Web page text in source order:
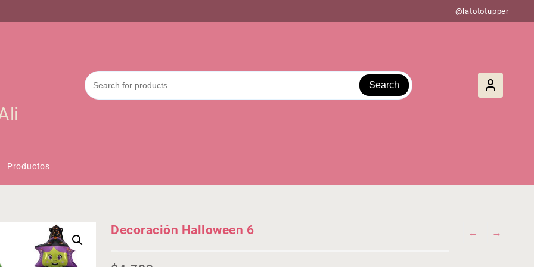
@latototupper
Search
Productos
← →
Decoración Halloween 6